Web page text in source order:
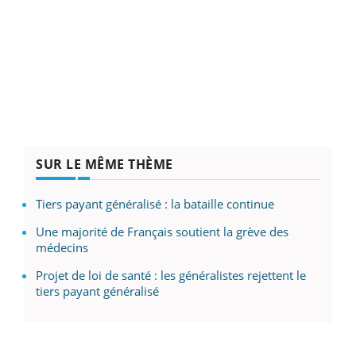
SUR LE MÊME THÈME
Tiers payant généralisé : la bataille continue
Une majorité de Français soutient la grève des
médecins
Projet de loi de santé : les généralistes rejettent le
tiers payant généralisé